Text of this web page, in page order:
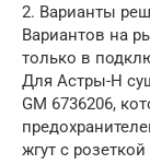
2. Варианты
Вариантов на
только в
Для Астры-Н
GM 6736206,
жгут с